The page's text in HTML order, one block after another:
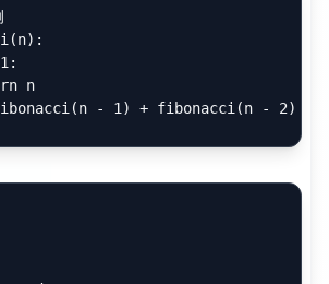
数据。
增强表格的可读性。通过使用不
文字色，可以突出重要数据、区
库来实现这些功能。